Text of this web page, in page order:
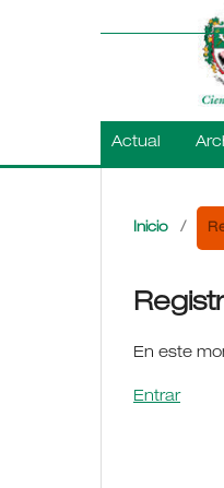
Actual
Inicio /
En este
Entrar